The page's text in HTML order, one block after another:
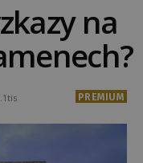
na
PREMIUM